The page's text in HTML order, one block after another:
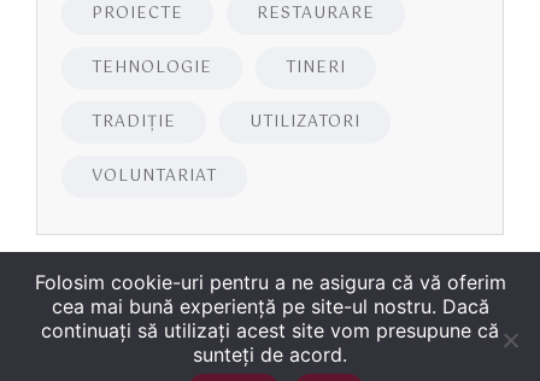
PROIECTE RESTAURARE
TEHNOLOGIE TINERI
TRADIȚIE UTILIZATORI
VOLUNTARIAT
Folosim cookie-uri pentru a ne asigura că vă oferim
cea mai bună experiență pe site-ul nostru. Dacă
continuați să utilizați acest site vom presupune că
sunteți de acord.